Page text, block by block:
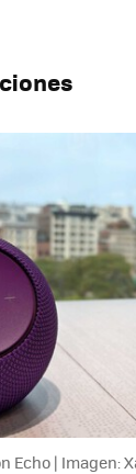
Echo | Imagen: